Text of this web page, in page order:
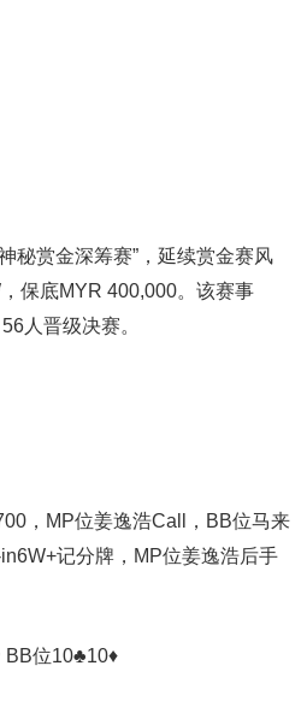
秘赏金深筹赛”，延续赏金赛风
保底MYR 400,000。该赛事
人晋级决赛。
，MP位姜逸浩Call，BB位马来
记分牌，MP位姜逸浩后手
BB位10♣10♦